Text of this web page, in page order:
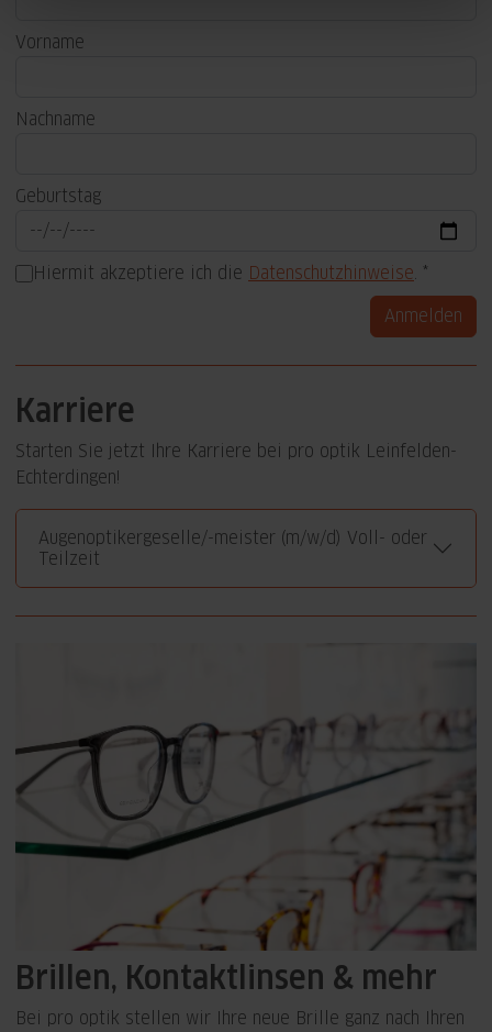
Vorname
Nachname
Geburtstag
Hiermit akzeptiere ich die Datenschutzhinweise.
Anmelden
Karriere
Starten Sie jetzt Ihre Karriere bei pro optik Leinfelden-
Echterdingen!
Augenoptikergeselle/-meister (m/w/d) Voll- oder
Teilzeit
Brillen, Kontaktlinsen & mehr
Bei pro optik stellen wir Ihre neue Brille ganz nach Ihren